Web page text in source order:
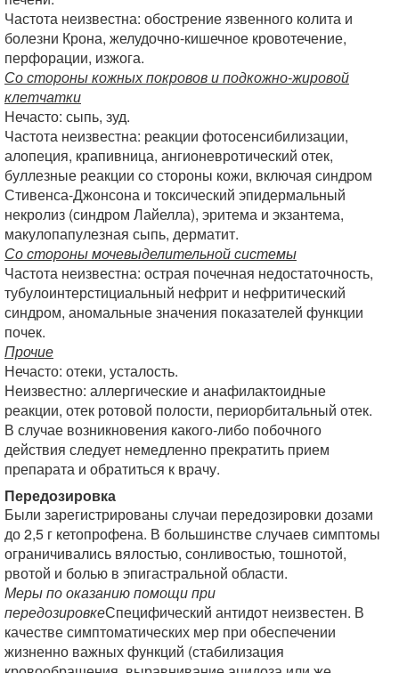
Частота неизвестна: обострение язвенного колита и
болезни Крона, желудочно-кишечное кровотечение,
перфорации, изжога.
Со стороны кожных покровов и подкожно-жировой
клетчатки
Нечасто: сыпь, зуд.
Частота неизвестна: реакции фотосенсибилизации,
алопеция, крапивница, ангионевротический отек,
буллезные реакции со стороны кожи, включая синдром
Стивенса-Джонсона и токсический эпидермальный
некролиз (синдром Лайелла), эритема и экзантема,
макулопапулезная сыпь, дерматит.
Со стороны мочевыделительной системы
Частота неизвестна: острая почечная недостаточность,
тубулоинтерстициальный нефрит и нефритический
синдром, аномальные значения показателей функции
почек.
Прочие
Нечасто: отеки, усталость.
Неизвестно: аллергические и анафилактоидные
реакции, отек ротовой полости, периорбитальный отек.
В случае возникновения какого-либо побочного
действия следует немедленно прекратить прием
препарата и обратиться к врачу.
Передозировка
Были зарегистрированы случаи передозировки дозами
до 2,5 г кетопрофена. В большинстве случаев симптомы
ограничивались вялостью, сонливостью, тошнотой,
рвотой и болью в эпигастральной области.
Меры по оказанию помощи при
передозировкеСпецифический антидот неизвестен. В
качестве симптоматических мер при обеспечении
жизненно важных функций (стабилизация